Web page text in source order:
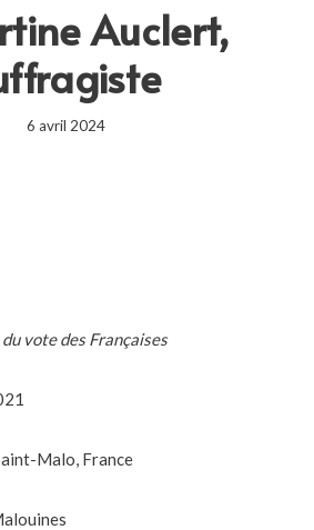
Auclert,
6 avril 2024
vote des Françaises
Malo, France